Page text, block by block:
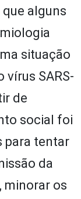
alguns
situação
vírus SARS-
de
social foi
para tentar
da
minorar os